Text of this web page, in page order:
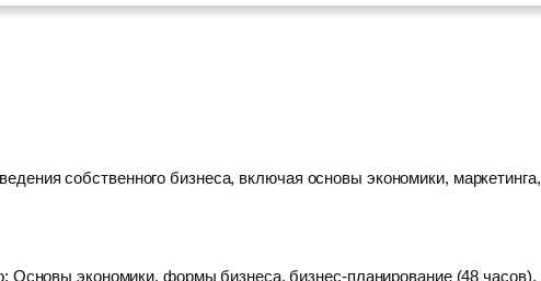
собственного бизнеса, включая основы экономики, маркетинга,
Основы экономики, формы бизнеса, бизнес-планирование (48 часов).